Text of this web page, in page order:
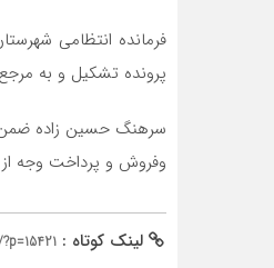
پرونده تشکيل و به
سرهنگ حسين زاده ضمن
وفروش و پرداخت وجه از
لینک کوتاه :